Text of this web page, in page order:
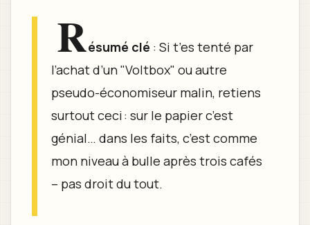
Résumé clé : Si t’es tenté par
l’achat d’un "Voltbox" ou autre
pseudo-économiseur malin, retiens
surtout ceci : sur le papier c’est
génial… dans les faits, c’est comme
mon niveau à bulle après trois cafés
– pas droit du tout.